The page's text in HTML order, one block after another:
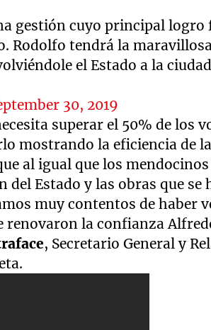
gestión cuyo principal logro
Rodolfo tendrá la
el Estado a la
30, 2019
superar el 50% de los
mostrando la eficiencia de
al igual que los
Estado y las obras que se
muy contentos de haber
renovaron la confianza
, Secretario General y